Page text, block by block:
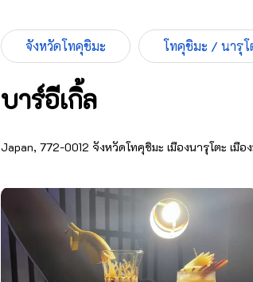
จังหวัดโทคุชิมะ โทคุชิมะ / นารุโ
บาร์อีเกิ้ล
Japan, 772-0012 จังหวัดโทคุชิมะ เมืองนารุโตะ เมื